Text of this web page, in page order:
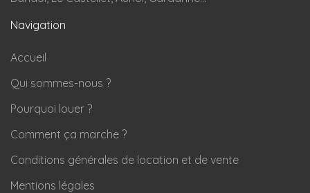
Navigation
Accueil
Qui sommes-nous ?
Pourquoi louer ?
Comment ça marche ?
Conditions générales de location et de vente
Mentions légales